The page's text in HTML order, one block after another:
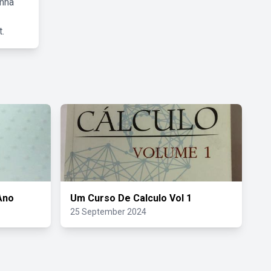
Um Curso De Calculo Vol 1
25 September 2024